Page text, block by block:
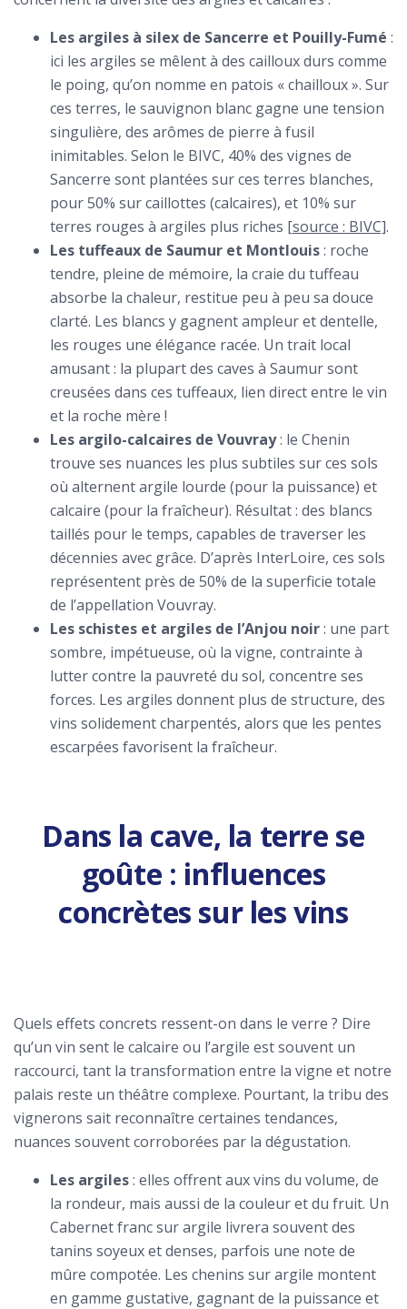
Les argiles à silex de Sancerre et Pouilly-Fumé :
ici les argiles se mêlent à des cailloux durs comme
le poing, qu’on nomme en patois « chailloux ». Sur
ces terres, le sauvignon blanc gagne une tension
singulière, des arômes de pierre à fusil
inimitables. Selon le BIVC, 40% des vignes de
Sancerre sont plantées sur ces terres blanches,
pour 50% sur caillottes (calcaires), et 10% sur
terres rouges à argiles plus riches [source : BIVC].
Les tuffeaux de Saumur et Montlouis: roche
tendre, pleine de mémoire, la craie du tuffeau
absorbe la chaleur, restitue peu à peu sa douce
clarté. Les blancs y gagnent ampleur et dentelle,
les rouges une élégance racée. Un trait local
amusant : la plupart des caves à Saumur sont
creusées dans ces tuffeaux, lien direct entre le vin
et la roche mère !
Les argilo-calcaires de Vouvray: le Chenin
trouve ses nuances les plus subtiles sur ces sols
où alternent argile lourde (pour la puissance) et
calcaire (pour la fraîcheur). Résultat : des blancs
taillés pour le temps, capables de traverser les
décennies avec grâce. D’après InterLoire, ces sols
représentent près de 50% de la superficie totale
de l’appellation Vouvray.
Les schistes et argiles de l’Anjou noir: une part
sombre, impétueuse, où la vigne, contrainte à
lutter contre la pauvreté du sol, concentre ses
forces. Les argiles donnent plus de structure, des
vins solidement charpentés, alors que les pentes
escarpées favorisent la fraîcheur.
Dans la cave, la terre se
goûte : influences
concrètes sur les vins
Quels effets concrets ressent-on dans le verre ? Dire
qu’un vin sent le calcaire ou l’argile est souvent un
raccourci, tant la transformation entre la vigne et notre
palais reste un théâtre complexe. Pourtant, la tribu des
vignerons sait reconnaître certaines tendances,
nuances souvent corroborées par la dégustation.
Les argiles: elles offrent aux vins du volume, de
la rondeur, mais aussi de la couleur et du fruit. Un
Cabernet franc sur argile livrera souvent des
tanins soyeux et denses, parfois une note de
mûre compotée. Les chenins sur argile montent
en gamme gustative, gagnant de la puissance et